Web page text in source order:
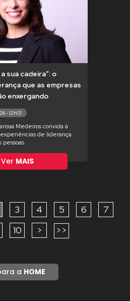
sua cadeira”: o
que as empresas
enxergando
- 12h13
Medeiros convida à
de liderança
pessoas
Ver MAIS
3 4 5 6
7
10 > >>
a HOME